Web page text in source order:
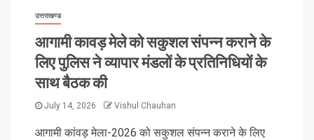
उत्तराखण्ड
आगामी कावड़ मेले को सकुशल संपन्न कराने के
लिए पुलिस ने व्यापार मंडलों के प्रतिनिधियों के
साथ बैठक की
July 14, 2026 Vishul Chauhan
आगामी कांवड़ मेला-2026 को सकुशल संपन्न कराने के लिए